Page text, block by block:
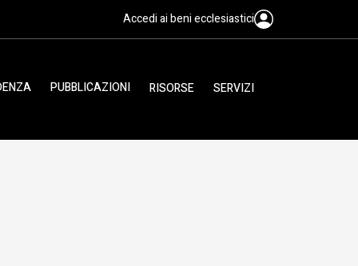
Accedi ai beni ecclesiastici
PUBBLICAZIONI RISORSE SERVIZI